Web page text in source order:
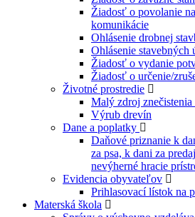
Žiadosť o povolanie
komunikácie
Ohlásenie drobnej
Ohlásenie stavebných
Žiadosť o vydanie
Žiadosť o určenie/
Životné prostredie
Malý zdroj znečistenia
Výrub drevín
Dane a poplatky
Daňové priznanie k
za psa, k dani za
nevýherné hracie
Evidencia obyvateľov
Prihlasovací lístok na
Materská škola